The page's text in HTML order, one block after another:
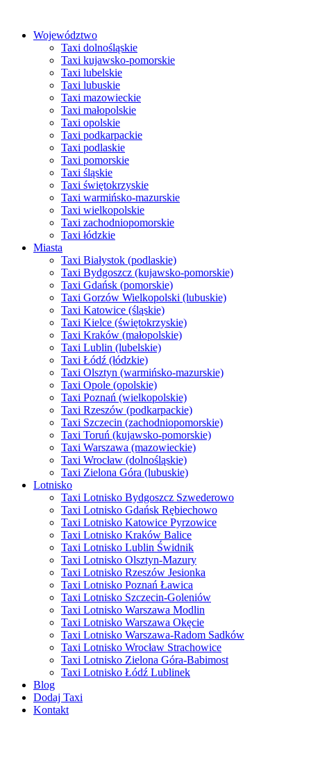
treści
Województwo
Taxi dolnośląskie
Taxi kujawsko-pomorskie
Taxi lubelskie
Taxi lubuskie
Taxi mazowieckie
Taxi małopolskie
Taxi opolskie
Taxi podkarpackie
Taxi podlaskie
Taxi pomorskie
Taxi śląskie
Taxi świętokrzyskie
Taxi warmińsko-mazurskie
Taxi wielkopolskie
Taxi zachodniopomorskie
Taxi łódzkie
Miasta
Taxi Białystok (podlaskie)
Taxi Bydgoszcz (kujawsko-pomorskie)
Taxi Gdańsk (pomorskie)
Taxi Gorzów Wielkopolski (lubuskie)
Taxi Katowice (śląskie)
Taxi Kielce (świętokrzyskie)
Taxi Kraków (małopolskie)
Taxi Lublin (lubelskie)
Taxi Łódź (łódzkie)
Taxi Olsztyn (warmińsko-mazurskie)
Taxi Opole (opolskie)
Taxi Poznań (wielkopolskie)
Taxi Rzeszów (podkarpackie)
Taxi Szczecin (zachodniopomorskie)
Taxi Toruń (kujawsko-pomorskie)
Taxi Warszawa (mazowieckie)
Taxi Wrocław (dolnośląskie)
Taxi Zielona Góra (lubuskie)
Lotnisko
Taxi Lotnisko Bydgoszcz Szwederowo
Taxi Lotnisko Gdańsk Rębiechowo
Taxi Lotnisko Katowice Pyrzowice
Taxi Lotnisko Kraków Balice
Taxi Lotnisko Lublin Świdnik
Taxi Lotnisko Olsztyn-Mazury
Taxi Lotnisko Rzeszów Jesionka
Taxi Lotnisko Poznań Ławica
Taxi Lotnisko Szczecin-Goleniów
Taxi Lotnisko Warszawa Modlin
Taxi Lotnisko Warszawa Okęcie
Taxi Lotnisko Warszawa-Radom Sadków
Taxi Lotnisko Wrocław Strachowice
Taxi Lotnisko Zielona Góra-Babimost
Taxi Lotnisko Łódź Lublinek
Blog
Dodaj Taxi
Kontakt